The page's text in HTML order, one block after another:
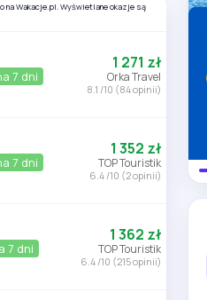
Wakacje.pl. Wyświetlane okazje są
7 dni
1 271 zł
Orka Travel
8.1 /10 (84 opinii)
7 dni
1 352 zł
TOP Touristik
6.4 /10 (2 opinii)
7 dni
1 362 zł
TOP Touristik
6.4 /10 (215 opinii)